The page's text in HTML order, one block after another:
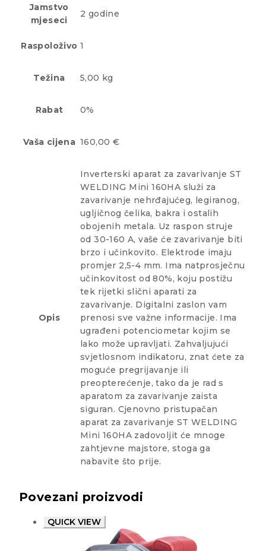
Jamstvo
mjeseci
2 godine
Raspoloživo 1
Težina 5,00 kg
Rabat 0%
Vaša cijena 160,00 €
Opis
Inverterski aparat za zavarivanje ST
WELDING Mini 160HA služi za
zavarivanje nehrđajućeg, legiranog,
ugljičnog čelika, bakra i ostalih
obojenih metala. Uz raspon struje
od 30-160 A, vaše će zavarivanje biti
brzo i učinkovito. Elektrode imaju
promjer 2,5-4 mm. Ima natprosječnu
učinkovitost od 80%, koju postižu
tek rijetki slični aparati za
zavarivanje. Digitalni zaslon vam
prenosi sve važne informacije. Ima
ugrađeni potenciometar kojim se
lako može upravljati. Zahvaljujući
svjetlosnom indikatoru, znat ćete za
moguće pregrijavanje ili
preopterećenje, tako da je rad s
aparatom za zavarivanje zaista
siguran. Cjenovno pristupačan
aparat za zavarivanje ST WELDING
Mini 160HA zadovoljit će mnoge
zahtjevne majstore, stoga ga
nabavite što prije.
Povezani proizvodi
QUICK VIEW